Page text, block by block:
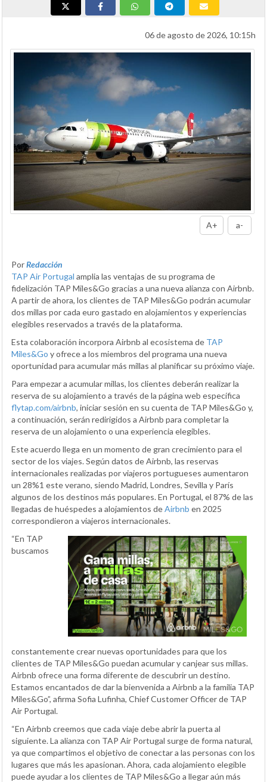
06 de agosto de 2026, 10:15h
A+ a-
PorRedacción
TAP Air Portugal amplia las ventajas de su programa de
fidelización TAP Miles&Go gracias a una nueva alianza con Airbnb.
A partir de ahora, los clientes de TAP Miles&Go podrán acumular
dos millas por cada euro gastado en alojamientos y experiencias
elegibles reservados a través de la plataforma.
Esta colaboración incorpora Airbnb al ecosistema de TAP
Miles&Go y ofrece a los miembros del programa una nueva
oportunidad para acumular más millas al planificar su próximo viaje.
Para empezar a acumular millas, los clientes deberán realizar la
reserva de su alojamiento a través de la página web específica
flytap.com/airbnb, iniciar sesión en su cuenta de TAP Miles&Go y,
a continuación, serán redirigidos a Airbnb para completar la
reserva de un alojamiento o una experiencia elegibles.
Este acuerdo llega en un momento de gran crecimiento para el
sector de los viajes. Según datos de Airbnb, las reservas
internacionales realizadas por viajeros portugueses aumentaron
un 28%1 este verano, siendo Madrid, Londres, Sevilla y París
algunos de los destinos más populares. En Portugal, el 87% de las
llegadas de huéspedes a alojamientos deAirbnb en 2025
correspondieron a viajeros internacionales.
“En TAP
buscamos
constantemente crear nuevas oportunidades para que los
clientes de TAP Miles&Go puedan acumular y canjear sus millas.
Airbnb ofrece una forma diferente de descubrir un destino.
Estamos encantados de dar la bienvenida a Airbnb a la familia TAP
Miles&Go”, afirma Sofia Lufinha, Chief Customer Officer de TAP
Air Portugal.
“En Airbnb creemos que cada viaje debe abrir la puerta al
siguiente. La alianza con TAP Air Portugal surge de forma natural,
ya que compartimos el objetivo de conectar a las personas con los
lugares que más les apasionan. Ahora, cada alojamiento elegible
puede ayudar a los clientes de TAP Miles&Go a llegar aún más